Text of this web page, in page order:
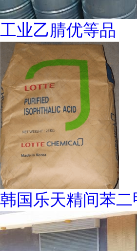
工业乙腈优等品
韩国乐天精间苯